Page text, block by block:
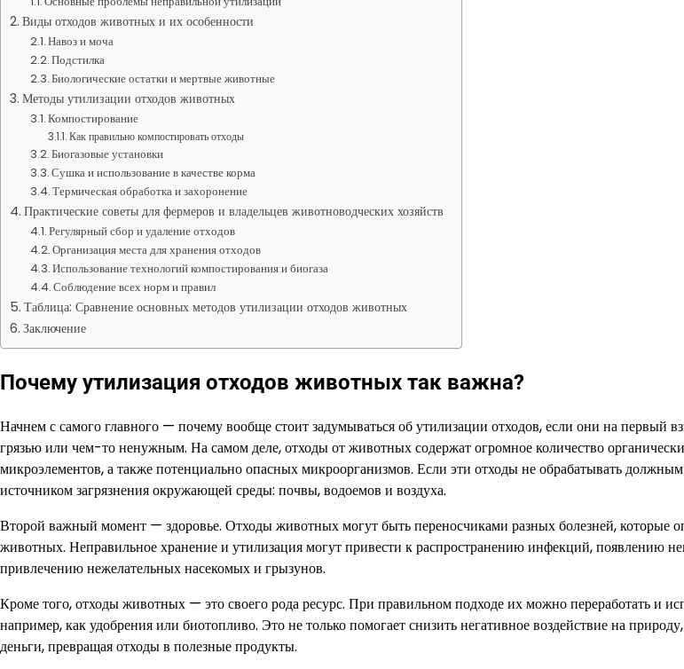
Виды отходов животных и их особенности
Навоз и моча
Подстилка
Биологические остатки и мертвые животные
Методы утилизации отходов животных
Компостирование
Как правильно компостировать отходы
Биогазовые установки
Сушка и использование в качестве корма
Термическая обработка и захоронение
Практические советы для фермеров и владельцев животноводческих хозяйств
Регулярный сбор и удаление отходов
Организация места для хранения отходов
Использование технологий компостирования и биогаза
Соблюдение всех норм и правил
Таблица: Сравнение основных методов утилизации отходов животных
Заключение
Почему утилизация отходов животных так важна?
Начнем с самого главного — почему вообще стоит задумываться об утилизации отходов, если они на первый
грязью или чем-то ненужным. На самом деле, отходы от животных содержат огромное количество
микроэлементов, а также потенциально опасных микроорганизмов. Если эти отходы не обрабатывать должным
источником загрязнения окружающей среды: почвы, водоемов и воздуха.
Второй важный момент — здоровье. Отходы животных могут быть переносчиками разных болезней, которые
животных. Неправильное хранение и утилизация могут привести к распространению инфекций, появлению
привлечению нежелательных насекомых и грызунов.
Кроме того, отходы животных — это своего рода ресурс. При правильном подходе их можно переработать и
например, как удобрения или биотопливо. Это не только помогает снизить негативное воздействие на
деньги, превращая отходы в полезные продукты.